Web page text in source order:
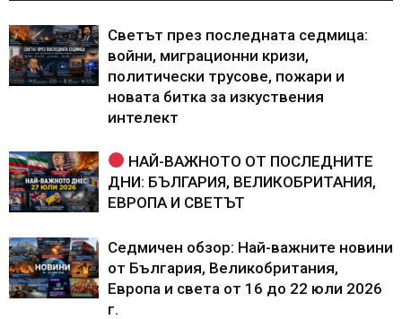
Светът през последната седмица:
войни, миграционни кризи,
политически трусове, пожари и
новата битка за изкуствения
интелект
НАЙ-ВАЖНОТО ОТ ПОСЛЕДНИТЕ
ДНИ: БЪЛГАРИЯ, ВЕЛИКОБРИТАНИЯ,
ЕВРОПА И СВЕТЪТ
Седмичен обзор: Най-важните новини
от България, Великобритания,
Европа и света от 16 до 22 юли 2026
г.